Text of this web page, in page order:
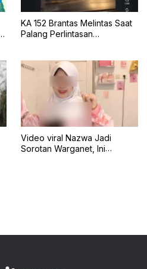
KA 152 Brantas Melintas Saat
Palang Perlintasan
Video viral Nazwa Jadi
Sorotan Warganet, Ini